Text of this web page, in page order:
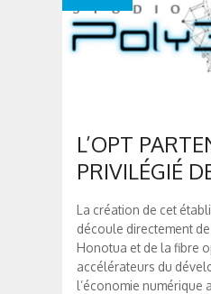
&
L’OPT
PRIVILÉGIÉ
La création de cet
découle directement de
Honotua et de la fibre
accélérateurs du
l’économie numérique